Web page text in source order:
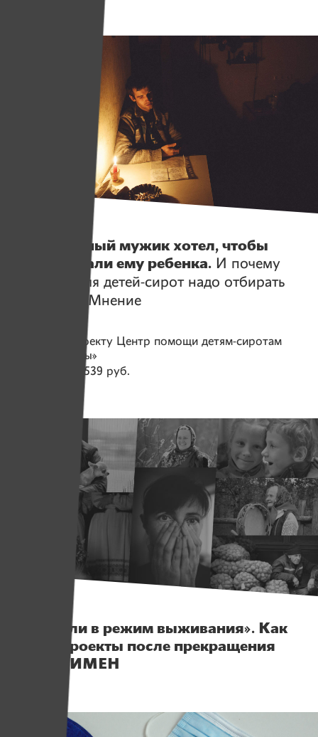
Как странный мужик хотел, чтобы
ИМЕНА дали ему ребенка. И почему
взрослых для детей-сирот надо отбирать
тщательно. Мнение
Помогаем проекту Центр помощи детям-сиротам
«Нити Дружбы»
169 539 руб.
«Перешли в режим выживания». Как
живут проекты после прекращения
работы ИМЕН